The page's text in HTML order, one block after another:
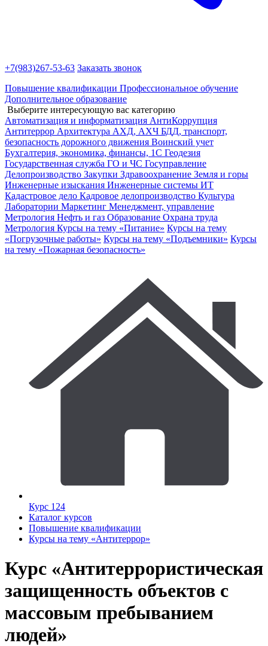
+7(983)267-53-63 Заказать звонок
Повышение квалификации Профессиональное обучение
Дополнительное образование
Выберите интересующую вас категорию
Автоматизация и информатизация АнтиКоррупция
Антитеррор Архитектура АХД, АХЧ БДД, транспорт,
безопасность дорожного движения Воинский учет
Бухгалтерия, экономика, финансы, 1С Геодезия
Государственная служба ГО и ЧС Госуправление
Делопроизводство Закупки Здравоохранение Земля и горы
Инженерные изыскания Инженерные системы ИТ
Кадастровое дело Кадровое делопроизводство Культура
Лаборатории Маркетинг Менеджмент, управление
Метрология Нефть и газ Образование Охрана труда
Метрология Курсы на тему «Питание» Курсы на тему
«Погрузочные работы» Курсы на тему «Подъемники» Курсы
на тему «Пожарная безопасность»
Курс 124
Каталог курсов
Повышение квалификации
Курсы на тему «Антитеррор»
Курс «Антитеррористическая
защищенность объектов с
массовым пребыванием
людей»